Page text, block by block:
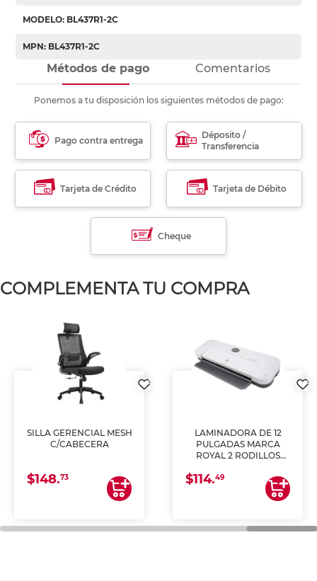
MODELO: BL437R1-2C
MPN: BL437R1-2C
Métodos de pago Comentarios
Ponemos a tu disposición los siguientes métodos de pago:
Pago contra entrega
Déposito /
Transferencia
Tarjeta de Crédito Tarjeta de Débito
Cheque
COMPLEMENTA TU COMPRA
SILLA GERENCIAL MESH
C/CABECERA
$148.73
LAMINADORA DE 12
PULGADAS MARCA
ROYAL 2 RODILLOS
$114.49